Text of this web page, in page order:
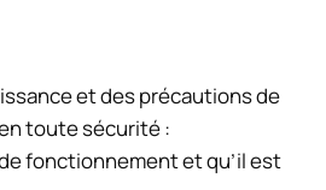
et des précautions de
toute sécurité :
fonctionnement et qu’il est